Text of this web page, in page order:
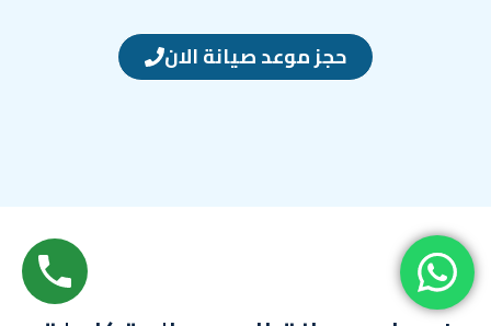
حجز موعد صيانة الان